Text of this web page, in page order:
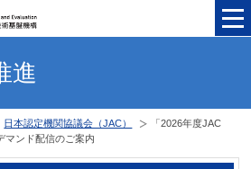
進
日本認定機関協議会（JAC）
「2026年度JAC
マンド配信のご案内